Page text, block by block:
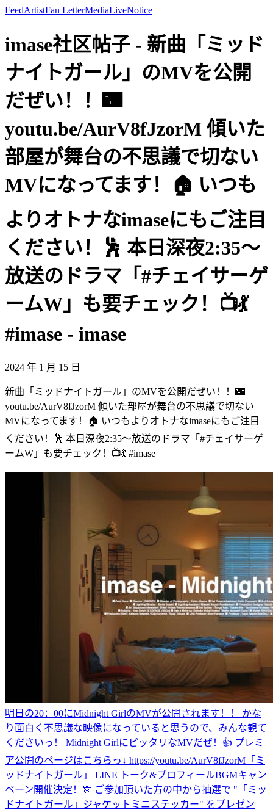
FeedArtistFan LetterMediaLiveNotice
imase社区帖子 - 新曲「ミッド
ナイトガール」のMVを公開
だぜい！！🌃
youtu.be/AurV8fJzorM 傾いた
部屋が舞台の不思議で切ない
MVになってます！🏠 いつも
よりオトナなimaseにもご注目
ください！🕺 本日深夜2:35〜
放送のドラマ「#チェイサーゲ
ームW」も要チェック！📺💃
#imase - imase
2024 年 1 月 15 日
新曲「ミッドナイトガール」のMVを公開だぜい！！🌃
youtu.be/AurV8fJzorM 傾いた部屋が舞台の不思議で切ない
MVになってます！🏠 いつもよりオトナなimaseにもご注目
ください！🕺 本日深夜2:35〜放送のドラマ「#チェイサーゲ
ームW」も要チェック！📺💃 #imase
明日の20：00にMidnight GirlのMVが公開されます！！ かな
り面白く不思議な映像になっていると思うので、みんな観て
くださいっ！ Midnight GirlにピッタリなMVだぜ！👍 プレミ
ア公開のページはこちらっ↓ https://youtu.be/AurV8fJzorM 「ミ
ッドナイトガール」 LINE トーク&プロフィールBGMキャン
ペーン開催決定！🎊 ご参加頂いた方の中から抽選で "「ミッ
ドナイトガール」ジャケットミニステッカー" をプレゼン